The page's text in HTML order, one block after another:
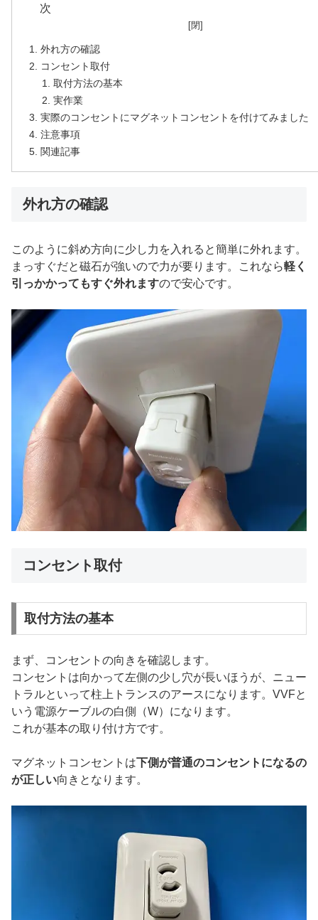
外れ方の確認
コンセント取付
取付方法の基本
実作業
実際のコンセントにマグネットコンセントを付けてみました
注意事項
関連記事
外れ方の確認
このように斜め方向に少し力を入れると簡単に外れます。
まっすぐだと磁石が強いので力が要ります。これなら軽く
引っかかってもすぐ外れますので安心です。
コンセント取付
取付方法の基本
まず、コンセントの向きを確認します。
コンセントは向かって左側の少し穴が長いほうが、ニュー
トラルといって柱上トランスのアースになります。VVFと
いう電源ケーブルの白側（W）になります。
これが基本の取り付け方です。
マグネットコンセントは下側が普通のコンセントになるの
が正しい向きとなります。